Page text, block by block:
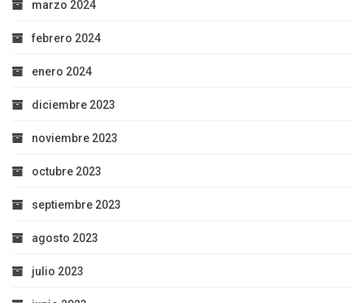
marzo 2024
febrero 2024
enero 2024
diciembre 2023
noviembre 2023
octubre 2023
septiembre 2023
agosto 2023
julio 2023